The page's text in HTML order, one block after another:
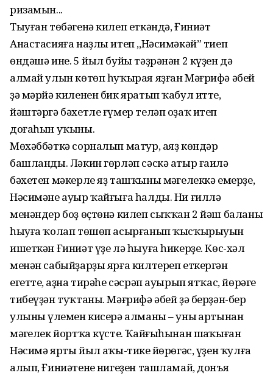
ризамын...
Тыуған төбәгенә килеп еткәндә, Ғиниәт
Анастасияға наҙлы итеп ,,Нәсимәкәй” тиеп
өндәшә ине. 5 йыл буйы тәҙрәнән 2 күҙен дә
алмай улын көтөп һуҡырая яҙған Мәғрифә әбей
ҙә мәрйә киленен бик яратып ҡабул итте,
йәштәргә бәхетле ғүмер теләп оҙаҡ итеп
доғаһын уҡыны.
Мөхәббәткә сорналып матур, аяҙ көндәр
башланды. Ләкин гөрләп сәскә атыр ғаилә
бәхетен мәкерле яҙ ташҡыны мәңгелеккә емерҙе,
Нәсимәне ауыр ҡайғыға һалды. Ни ғиллә
менәндер боҙ өҫтөнә килеп сыҡҡан 2 йәш баланың
һыуға ҡолап төшөп асырғанып ҡысҡырыуын
ишеткән Ғиниәт үҙе лә һыуға һикерҙе. Көс-хәл
менән сабыйҙарҙы ярға килтереп еткергән
егеттең, аҙна тирәһе сәсрәп ауырып ятҡас, йөрәге
тибеүҙән туҡтаны. Мәғрифә әбей ҙә берҙән-бер
улының үлемен кисерә алманы – уның артынан
мәңгелек йортҡа күсте. Ҡайғыһынан шаңҡыған
Нәсимә ярты йыл аңҡы-тиңке йөрөгәс, үҙен ҡулға
алып, Ғиниәтенең нигеҙен ташламай, донъя